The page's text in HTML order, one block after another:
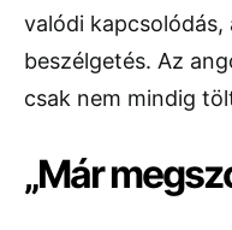
valódi
beszélgetés. Az
csak nem mindig
„Már